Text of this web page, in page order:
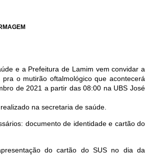
e a Prefeitura de Lamim vem convidar a
o mutirão oftalmológico que acontecerá
de 2021 a partir das 08:00 na UBS José
na secretaria de saúde.
documento de identidade e cartão do
do cartão do SUS no dia da